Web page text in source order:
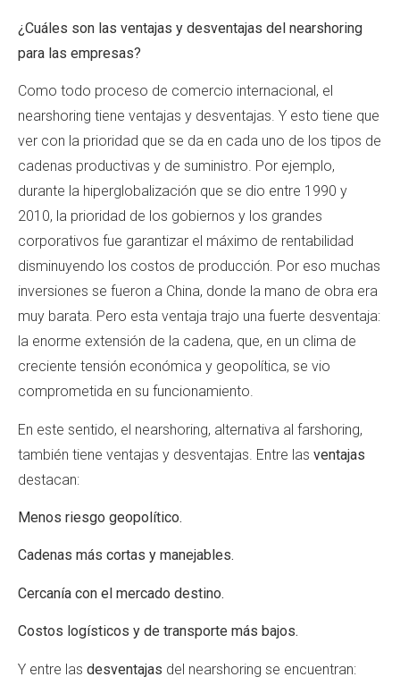
¿Cuáles son las ventajas y desventajas del nearshoring
para las empresas?
Como todo proceso de comercio internacional, el
nearshoring tiene ventajas y desventajas. Y esto tiene que
ver con la prioridad que se da en cada uno de los tipos de
cadenas productivas y de suministro. Por ejemplo,
durante la hiperglobalización que se dio entre 1990 y
2010, la prioridad de los gobiernos y los grandes
corporativos fue garantizar el máximo de rentabilidad
disminuyendo los costos de producción. Por eso muchas
inversiones se fueron a China, donde la mano de obra era
muy barata. Pero esta ventaja trajo una fuerte desventaja:
la enorme extensión de la cadena, que, en un clima de
creciente tensión económica y geopolítica, se vio
comprometida en su funcionamiento.
En este sentido, el nearshoring, alternativa al farshoring,
también tiene ventajas y desventajas. Entre las ventajas
destacan:
Menos riesgo geopolítico.
Cadenas más cortas y manejables.
Cercanía con el mercado destino.
Costos logísticos y de transporte más bajos.
Y entre las desventajas del nearshoring se encuentran: